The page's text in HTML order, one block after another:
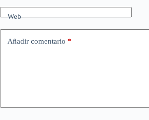
Web
Añadir comentario *